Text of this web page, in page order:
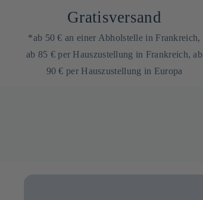
Gratisversand
*ab 50 € an einer Abholstelle in Frankreich,
ab 85 € per Hauszustellung in Frankreich, ab
90 € per Hauszustellung in Europa